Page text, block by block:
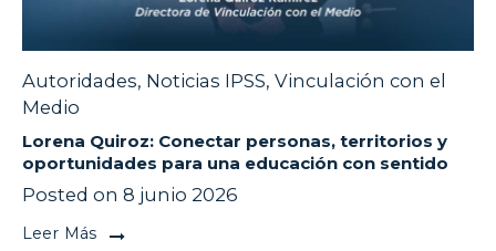
Autoridades, Noticias IPSS, Vinculación con el
Medio
Lorena Quiroz: Conectar personas, territorios y
oportunidades para una educación con sentido
Posted on 8 junio 2026
Leer Más